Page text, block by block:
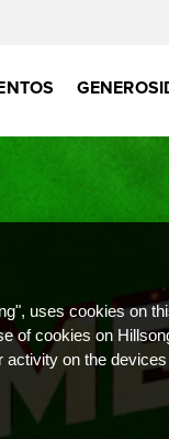
uses cookies on
of cookies on
activity on the